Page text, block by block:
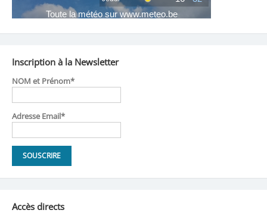
Inscription à la Newsletter
NOM et Prénom*
Adresse Email*
Accès directs